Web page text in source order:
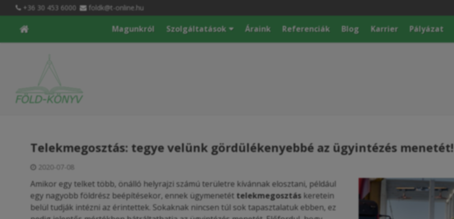
+36 30 453 6000 foldk@t-online.hu
Magunkról Szolgáltatások Áraink Referenciák Blog Karrier Pályázat
Telekmegosztás: tegye velünk gördülékenyebbé az ügyintézés menetét!
2020-07-08
Amikor egy telket több, önálló helyrajzi számú területre kívánnak elosztani, például
egy nagyobb földrész beépítésekor, ennek ügymenetét telekmegosztás keretein
belül tudják intézni az érintettek. Sokaknak nincsen túl sok tapasztalatuk ebben, ez